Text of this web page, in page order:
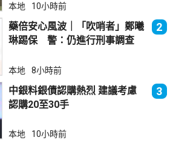
本地 10小時前
藥倍安心風波｜「吹哨者」鄭曦
琳踢保 警：仍進行刑事調查
2
本地 8小時前
中銀料銀債認購熱烈 建議考慮
認購20至30手
3
本地 10小時前